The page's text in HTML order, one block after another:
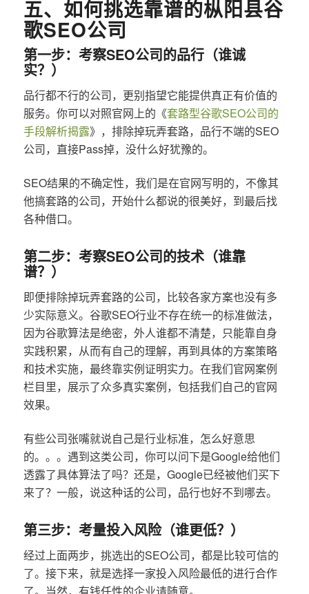
五、如何挑选靠谱的枞阳县谷
歌SEO公司
第一步：考察SEO公司的品行（谁诚
实？）
品行都不行的公司，更别指望它能提供真正有价值的
服务。你可以对照官网上的《套路型谷歌SEO公司的
手段解析揭露》，排除掉玩弄套路，品行不端的SEO
公司，直接Pass掉，没什么好犹豫的。
SEO结果的不确定性，我们是在官网写明的，不像其
他搞套路的公司，开始什么都说的很美好，到最后找
各种借口。
第二步：考察SEO公司的技术（谁靠
谱？）
即便排除掉玩弄套路的公司，比较各家方案也没有多
少实际意义。谷歌SEO行业不存在统一的标准做法，
因为谷歌算法是绝密，外人谁都不清楚，只能靠自身
实践积累，从而有自己的理解，再到具体的方案策略
和技术实施，最终靠实例证明实力。在我们官网案例
栏目里，展示了众多真实案例，包括我们自己的官网
效果。
有些公司张嘴就说自己是行业标准，怎么好意思
的。。。遇到这类公司，你可以问下是Google给他们
透露了具体算法了吗？还是，Google已经被他们买下
来了？一般，说这种话的公司，品行也好不到哪去。
第三步：考量投入风险（谁更低？）
经过上面两步，挑选出的SEO公司，都是比较可信的
了。接下来，就是选择一家投入风险最低的进行合作